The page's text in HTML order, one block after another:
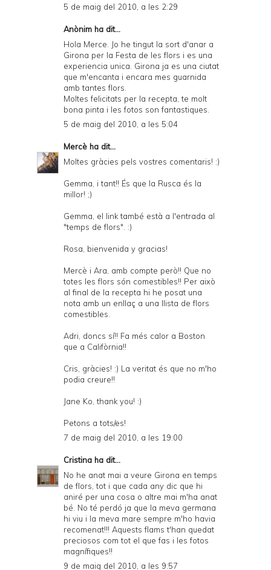
5 de maig del 2010, a les 2:29
Anònim ha dit...
Hola Merce. Jo he tingut la sort d'anar a
Girona per la Festa de les flors i es una
experiencia unica. Girona ja es una ciutat
que m'encanta i encara mes guarnida
amb tantes flors.
Moltes felicitats per la recepta, te molt
bona pinta i les fotos son fantastiques.
5 de maig del 2010, a les 5:04
Mercè ha dit...
Moltes gràcies pels vostres comentaris! :)
Gemma, i tant!! És que la Rusca és la
millor! ;)
Gemma, el link també està a l'entrada al
"temps de flors". :)
Rosa, bienvenida y gracias!
Mercè i Ara, amb compte però!! Que no
totes les flors són comestibles!! Per això
al final de la recepta hi he posat una
nota amb un enllaç a una llista de flors
comestibles.
Adri, doncs sí!! Fa més calor a Boston
que a Califòrnia!!
Cris, gràcies! :) La veritat és que no m'ho
podia creure!!
Jane Ko, thank you! :)
Petons a tots/es!
7 de maig del 2010, a les 19:00
Cristina ha dit...
No he anat mai a veure Girona en temps
de flors, tot i que cada any dic que hi
aniré per una cosa o altre mai m'ha anat
bé. No té perdó ja que la meva germana
hi viu i la meva mare sempre m'ho havia
recomenat!!! Aquests flams t'han quedat
preciosos com tot el que fas i les fotos
magnífiques!!
9 de maig del 2010, a les 9:57